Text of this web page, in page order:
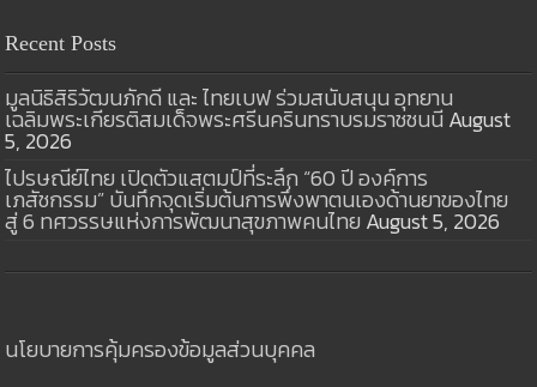
Recent Posts
มูลนิธิสิริวัฒนภักดี และ ไทยเบฟ ร่วมสนับสนุน อุทยาน
เฉลิมพระเกียรติสมเด็จพระศรีนครินทราบรมราชชนนี August
5, 2026
ไปรษณีย์ไทย เปิดตัวแสตมป์ที่ระลึก “60 ปี องค์การ
เภสัชกรรม” บันทึกจุดเริ่มต้นการพึ่งพาตนเองด้านยาของไทย
สู่ 6 ทศวรรษแห่งการพัฒนาสุขภาพคนไทย August 5, 2026
นโยบายการคุ้มครองข้อมูลส่วนบุคคล